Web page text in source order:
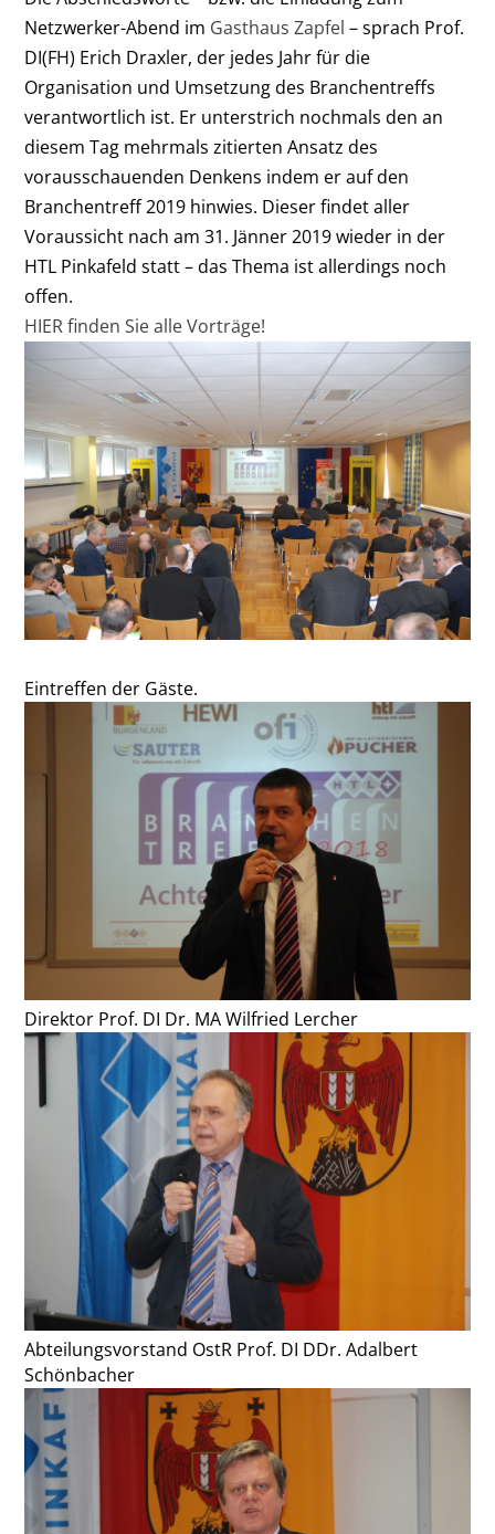
Netzwerker-Abend im Gasthaus Zapfel– sprach Prof.
DI(FH) Erich Draxler, der jedes Jahr für die
Organisation und Umsetzung des Branchentreffs
verantwortlich ist. Er unterstrich nochmals den an
diesem Tag mehrmals zitierten Ansatz des
vorausschauenden Denkens indem er auf den
Branchentreff 2019 hinwies. Dieser findet aller
Voraussicht nach am 31. Jänner 2019 wieder in der
HTL Pinkafeld statt – das Thema ist allerdings noch
offen.
HIER finden Sie alle Vorträge!
Eintreffen der Gäste.
Direktor Prof. DI Dr. MA Wilfried Lercher
Abteilungsvorstand OstR Prof. DI DDr. Adalbert
Schönbacher